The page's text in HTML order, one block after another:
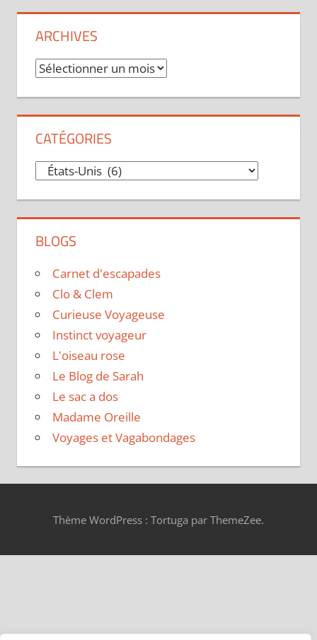
ARCHIVES
Archives
CATÉGORIES
Catégories
BLOGS
Carnet d'escapades
Clo & Clem
Curieuse Voyageuse
Instinct voyageur
L'oiseau rose
Le Blog de Sarah
Le sac a dos
Madame Oreille
Voyages et Vagabondages
Thème WordPress : Tortuga par ThemeZee.